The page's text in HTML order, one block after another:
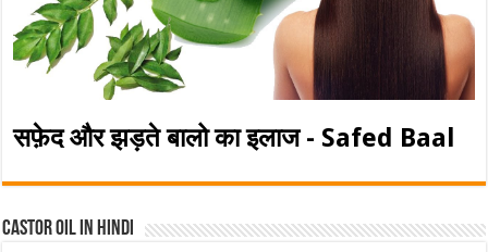
सफ़ेद और झड़ते बालो का इलाज - Safed Baal
Castor Oil In Hindi